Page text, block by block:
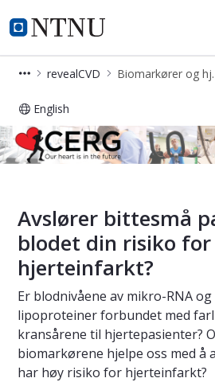
NTNU Hjemmeside
Cerg
revealCVD
English
Biomarkører og
Avslører bittesmå
blodet din risiko for
hjerteinfarkt?
Er blodnivåene av mikro-RNA
lipoproteiner forbundet med
kransårene til hjertepasienter?
biomarkørene hjelpe oss med å
har høy risiko for hjerteinfarkt?